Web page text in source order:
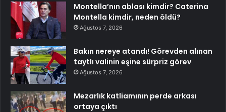
Montella’nın ablası kimdir? Caterina
Montella kimdir, neden öldü?
Ağustos 7, 2026
Bakın nereye atandı! Görevden alınan
taytlı valinin eşine sürpriz görev
Ağustos 7, 2026
Mezarlık katliamının perde arkası
ortaya çıktı